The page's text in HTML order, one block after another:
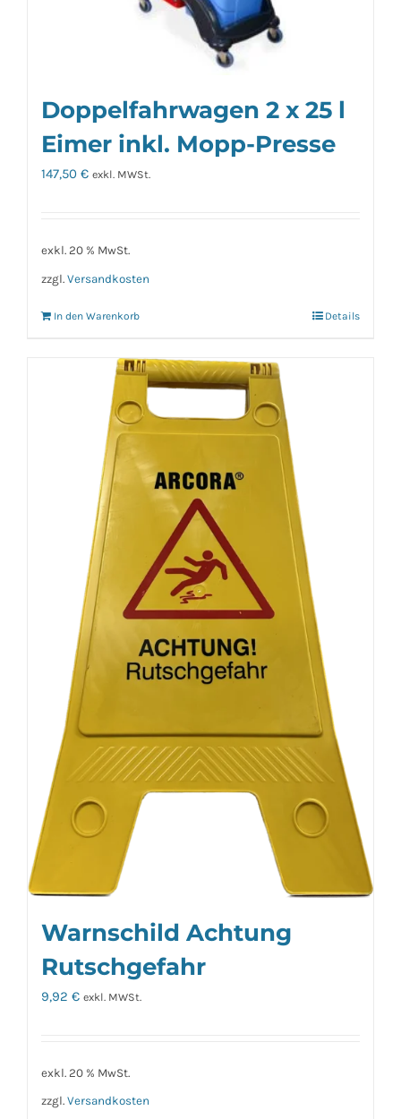
Doppelfahrwagen 2 x 25 l
Eimer inkl. Mopp-Presse
147,50 € exkl. MWSt.
exkl. 20 % MwSt.
zzgl. Versandkosten
In den Warenkorb Details
Warnschild Achtung
Rutschgefahr
9,92 € exkl. MWSt.
exkl. 20 % MwSt.
zzgl. Versandkosten